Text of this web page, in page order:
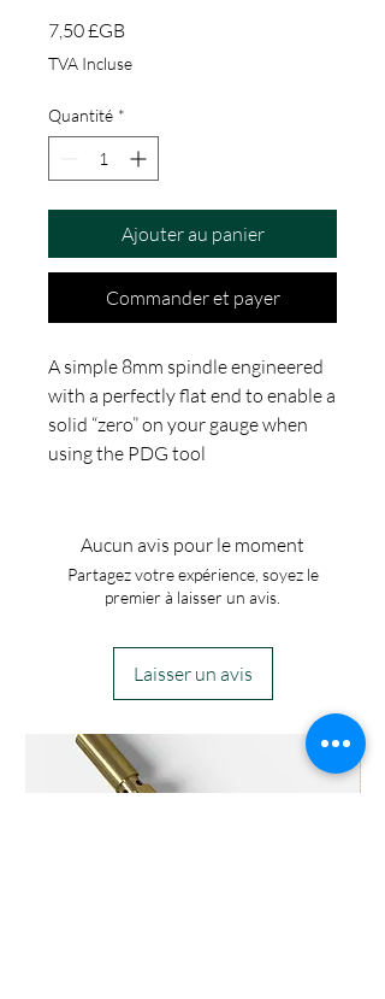
7,50 £GBPrix
TVA Incluse
Quantité *
Ajouter au panier
Commander et payer
A simple 8mm spindle engineered
with a perfectly flat end to enable a
solid “zero” on your gauge when
using the PDG tool
Aucun avis pour le moment
Partagez votre expérience, soyez le
premier à laisser un avis.
Laisser un avis